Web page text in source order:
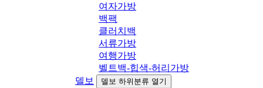
여자가방
백팩
클러치백
서류가방
여행가방
벨트백-힙색-허리가방
델보
델보 하위분류 열기